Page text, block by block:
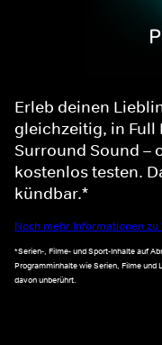
Erleb deinen
gleichzeitig, in Full
Surround Sound –
kostenlos testen.
kündbar.*
Noch mehr Informationen zu
*Serien-, Filme- und Sport-Inhalte auf
Programminhalte wie Serien, Filme
davon unberührt.